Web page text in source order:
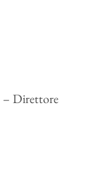
Direttore